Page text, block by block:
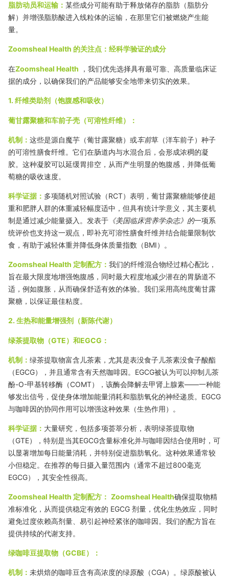
脂肪动员和运输： 某些成分可能有助于释放储存的脂肪（脂肪分
解）并增强脂肪酸进入线粒体的运输，在那里它们被燃烧产生能
量。
Zoomsheal Health 的关注点：经科学验证的成分
在Zoomsheal Health ，我们优先选择具有最可靠、高质量临床证
据的成分，以确保我们的产品能够安全地带来切实的效果。
1. 纤维类助剂（饱腹感和吸收）
葡甘露聚糖和车前子壳（可溶性纤维）：
机制： 这些是源自魔芋（葡甘露聚糖）或车前草（洋车前子）种子
的可溶性膳食纤维。它们在肠道内与水混合后，会形成浓稠的凝
胶。这种凝胶可以延缓胃排空，从而产生明显的饱腹感，并降低葡
萄糖的吸收速度。
科学证据： 多项随机对照试验（RCT）表明，葡甘露聚糖能够使超
重和肥胖人群的体重减轻幅度适中，但具有统计学意义，其主要机
制是通过减少能量摄入。发表于 《美国临床营养学杂志》的一项系
统评价也支持这一观点，即补充可溶性膳食纤维并结合能量限制饮
食，有助于减轻体重并降低身体质量指数（BMI）。
Zoomsheal Health 定制配方： 我们的纤维混合物经过精心配比，
旨在最大限度地增强饱腹感，同时最大程度地减少潜在的胃肠道不
适，例如腹胀，从而确保舒适有效的体验。我们采用高纯度葡甘露
聚糖，以保证最佳粘度。
2. 生热和能量增强剂（新陈代谢）
绿茶提取物（GTE）和EGCG：
机制： 绿茶提取物富含儿茶素，尤其是表没食子儿茶素没食子酸酯
（EGCG），并且通常含有天然咖啡因。EGCG被认为可以抑制儿茶
酚-O-甲基转移酶（COMT），该酶会降解去甲肾上腺素——一种能
够发出信号，促使身体增加能量消耗和脂肪氧化的神经递质。EGCG
与咖啡因的协同作用可以增强这种效果（生热作用）。
科学证据： 大量研究，包括多项荟萃分析，表明绿茶提取物
（GTE），特别是当其EGCG含量标准化并与咖啡因结合使用时，可
以显著增加每日能量消耗，并特别促进脂肪氧化。这种效果通常较
小但稳定。在推荐的每日摄入量范围内（通常不超过800毫克
EGCG），其安全性很高。
Zoomsheal Health 定制配方： Zoomsheal Health确保提取物精
准标准化，从而提供稳定有效的 EGCG 剂量，优化生热效应，同时
避免过度依赖高剂量、易引起神经紧张的咖啡因。我们的配方旨在
提供持续的代谢支持。
绿咖啡豆提取物（GCBE）：
机制： 未烘焙的咖啡豆含有高浓度的绿原酸（CGA）。绿原酸被认